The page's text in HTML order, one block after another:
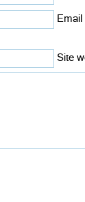
Email
Site